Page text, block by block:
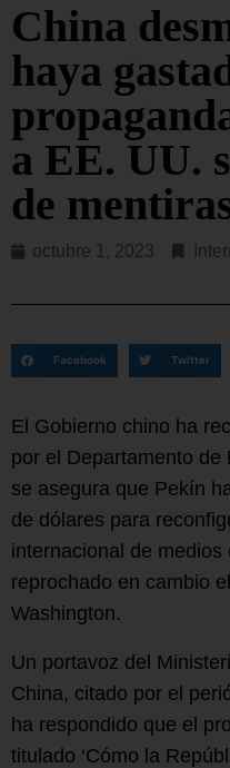
China
haya
a EE. UU.
de
octubre 1, 2023
Facebook Twitter
El Gobierno chino ha
por el Departamento de
se asegura que Pekín
de dólares para
internacional de
reprochado en cambio
Washington.
Un portavoz del
China, citado por el
ha respondido que el
titulado ‘Cómo la